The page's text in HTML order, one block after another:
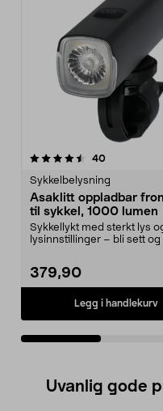
40anmeldelser
Sykkelbelysning
Asaklitt oppladbar
til sykkel, 1000 lumen
Sykkellykt med sterkt lys
lysinnstillinger – bli sett og
379,90
Legg i handlekurv
4.5av 5 stjerner
Uvanlig gode